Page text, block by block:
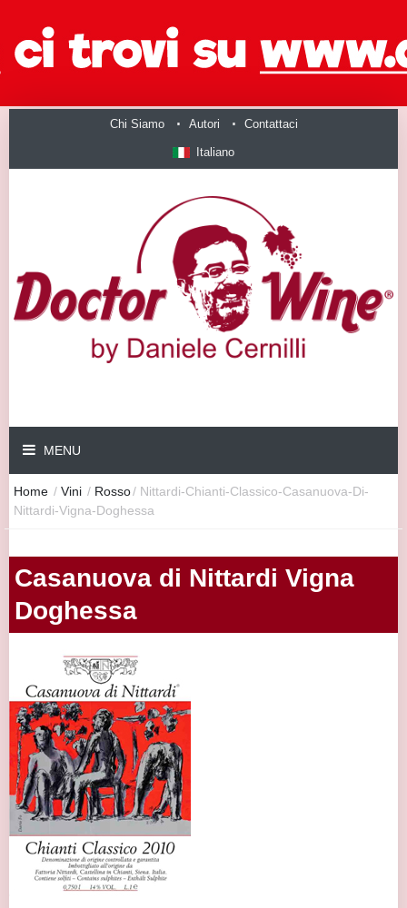
Chi Siamo Autori Contattaci
Italiano
MENU
Home / Vini / Rosso/ Nittardi-Chianti-Classico-Casanuova-Di-
Nittardi-Vigna-Doghessa
Casanuova di Nittardi Vigna
Doghessa